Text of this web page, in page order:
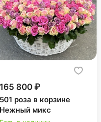
165 800 ₽
501 роза в корзине
Нежный микс